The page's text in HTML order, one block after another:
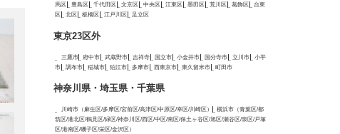
馬区
豊島区 千代田区 文京区 中央区 江東区 墨田区 荒川区 葛飾区
台東
区
北区 板橋区 江戸川区 足立区
東京23区外
三鷹市 府中市 武蔵野市 吉祥寺 国立市 小金井市 国分寺市 立川市
小平
市
調布市 稲城市 狛江市 多摩市 西東京市 東久留米市 町田市
神奈川県・埼玉県・千葉県
川崎市（麻生区/多摩区/宮前区/高津区/中原区/幸区/川崎区）
横浜市（青葉区/都
筑区/港北区/鶴見区/緑区/神奈川区/西区/中区/南区/保土ヶ谷区/旭区/瀬谷区/泉区/戸塚
区/港南区/磯子区/栄区/金沢区）